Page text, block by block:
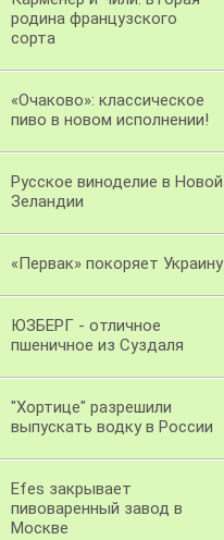
родина французского
сорта
«Очаково»: классическое
пиво в новом исполнении!
Русское виноделие в Новой
Зеландии
«Первак» покоряет Украину
ЮЗБЕРГ - отличное
пшеничное из Суздаля
"Хортице" разрешили
выпускать водку в России
Efes закрывает
пивоваренный завод в
Москве